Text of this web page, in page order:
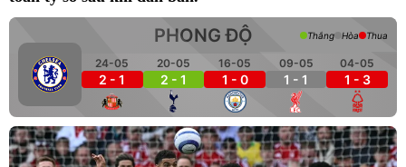
PHONG ĐỘ
24-05
2 - 1
20-05
2 - 1
16-05
1 - 0
09-05
1 - 1
04-05
1 - 3
Thắng Hòa Thua